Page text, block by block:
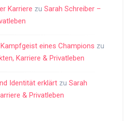
Karriere zu Sarah Schreiber –
eines Champions zu
Karriere & Privatleben
Identität erklärt zu Sarah
& Privatleben